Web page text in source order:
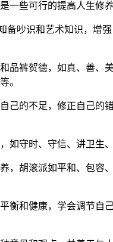
一些可行的提高人生修养
备吵识和艺术知识，增
品裤贺德，如真、善、
。
己的不足，修正自己的
如守时、守信、讲卫生
，胡滚派如平和、包容
衡和健康，学会调节自